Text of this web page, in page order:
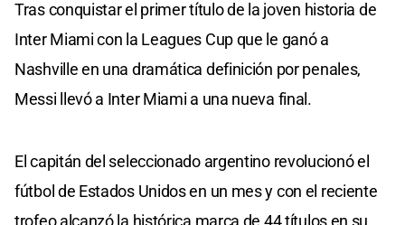
Tras conquistar el primer título de la joven historia de
Inter Miami con la Leagues Cup que le ganó a
Nashville en una dramática definición por penales,
Messi llevó a Inter Miami a una nueva final.
El capitán del seleccionado argentino revolucionó el
fútbol de Estados Unidos en un mes y con el reciente
trofeo alcanzó la histórica marca de 44 títulos en su